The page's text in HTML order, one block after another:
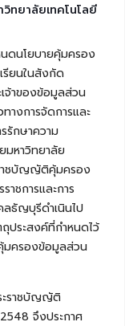
ทยาลัยเทคโนโลยี
นโยบายคุ้มครอง
ยนในสังกัด
จ้าของข้อมูลส่วน
างการจัดการและ
รักษาความ
มหาวิทยาลัย
าชบัญญัติคุ้มครอง
ชการและการ
ลธัญบุรีดำเนินไป
ประสงค์ที่กำหนดไว้
มครองข้อมูลส่วน
ะราชบัญญัติ
จึงประกาศ